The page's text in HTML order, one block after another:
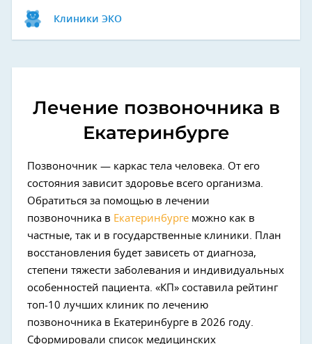
Клиники ЭКО
Лечение позвоночника в
Екатеринбурге
Позвоночник — каркас тела человека. От его
состояния зависит здоровье всего организма.
Обратиться за помощью в лечении
позвоночника в Екатеринбурге можно как в
частные, так и в государственные клиники. План
восстановления будет зависеть от диагноза,
степени тяжести заболевания и индивидуальных
особенностей пациента. «КП» составила рейтинг
топ-10 лучших клиник по лечению
позвоночника в Екатеринбурге в 2026 году.
Сформировали список медицинских